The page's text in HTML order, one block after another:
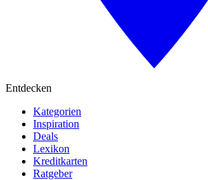
Entdecken
Kategorien
Inspiration
Deals
Lexikon
Kreditkarten
Ratgeber